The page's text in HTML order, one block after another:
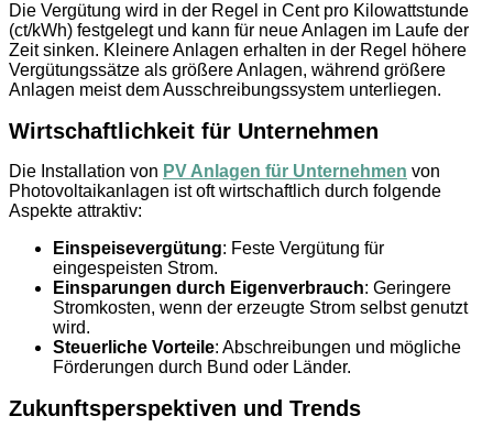
Die Vergütung wird in der Regel in Cent pro Kilowattstunde
(ct/kWh) festgelegt und kann für neue Anlagen im Laufe der
Zeit sinken. Kleinere Anlagen erhalten in der Regel höhere
Vergütungssätze als größere Anlagen, während größere
Anlagen meist dem Ausschreibungssystem unterliegen.
Wirtschaftlichkeit für Unternehmen
Die Installation von PV Anlagen für Unternehmen von
Photovoltaikanlagen ist oft wirtschaftlich durch folgende
Aspekte attraktiv:
Einspeisevergütung: Feste Vergütung für
eingespeisten Strom.
Einsparungen durch Eigenverbrauch: Geringere
Stromkosten, wenn der erzeugte Strom selbst genutzt
wird.
Steuerliche Vorteile: Abschreibungen und mögliche
Förderungen durch Bund oder Länder.
Zukunftsperspektiven und Trends